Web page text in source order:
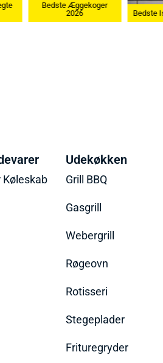
Bedste Ismaskine 2026
Udekøkken
Grill BBQ
Gasgrill
Webergrill
Røgeovn
Rotisseri
Stegeplader
Frituregryder